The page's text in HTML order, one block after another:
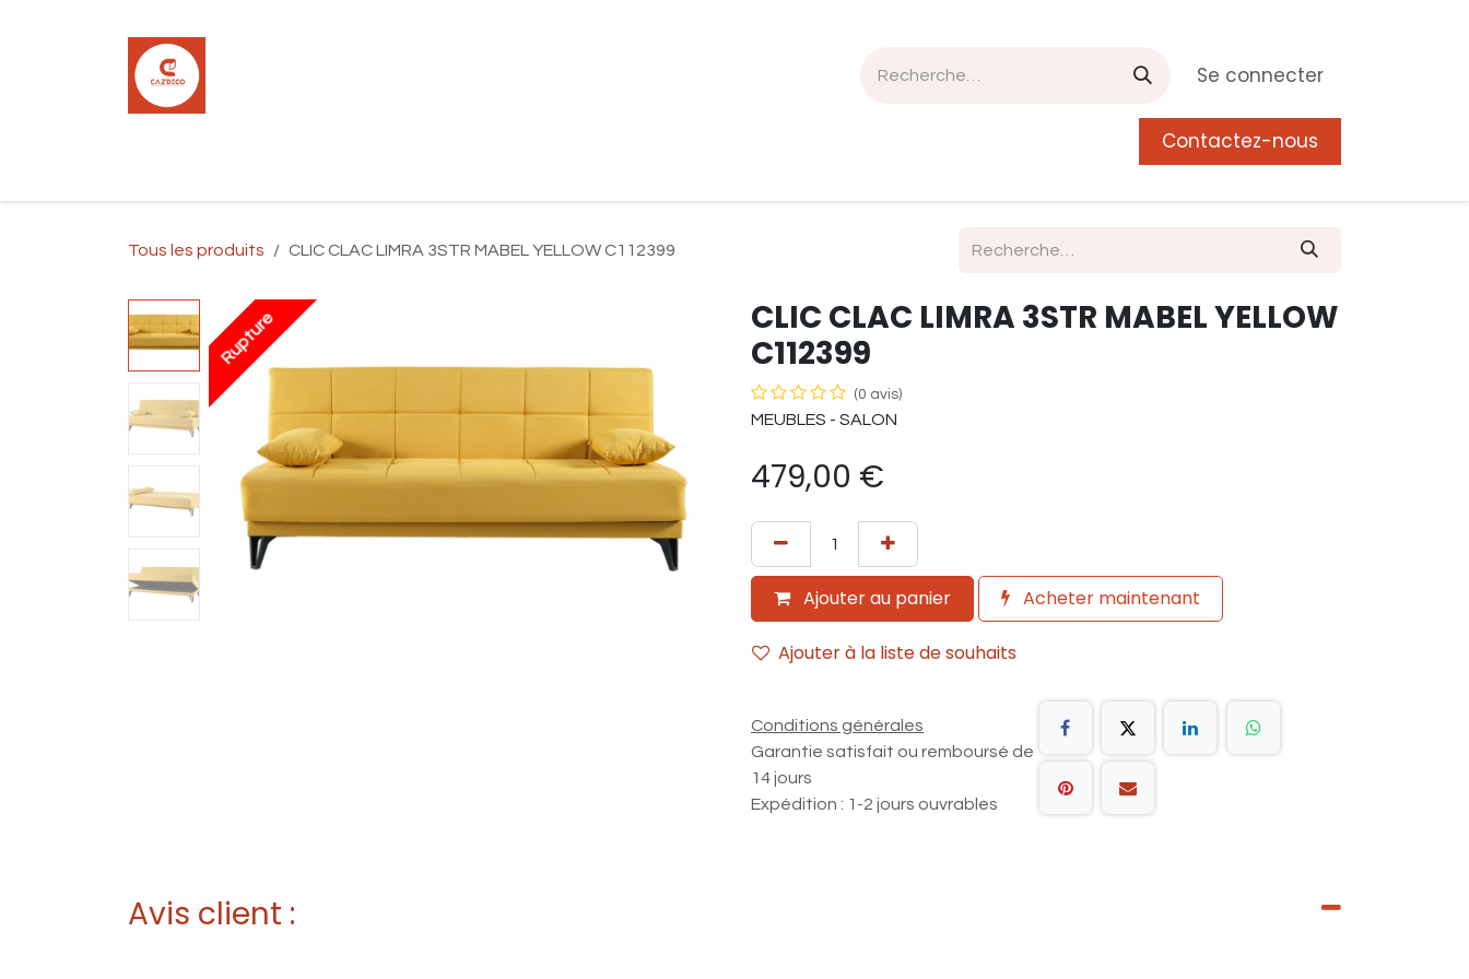
Se connecter
Postes
0
Contactez-nous
Tous les produits CLIC CLAC LIMRA 3STR MABEL YELLOW C112399
Rupture
CLIC CLAC LIMRA 3STR MABEL YELLOW
C112399
(0 avis)
MEUBLES - SALON
479,00 €
Ajouter au panier Acheter maintenant
Ajouter à la liste de souhaits
Conditions générales
Garantie satisfait ou remboursé de
14 jours
Expédition : 1-2 jours ouvrables
Avis client :